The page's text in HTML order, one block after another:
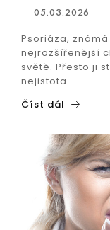
05.03.2026
Psoriáza,
nejrozšířenější
světě. Přesto ji
nejistota...
Číst dál